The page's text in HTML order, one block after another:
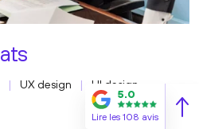
UX design UI design
5.0
Lire les 108 avis